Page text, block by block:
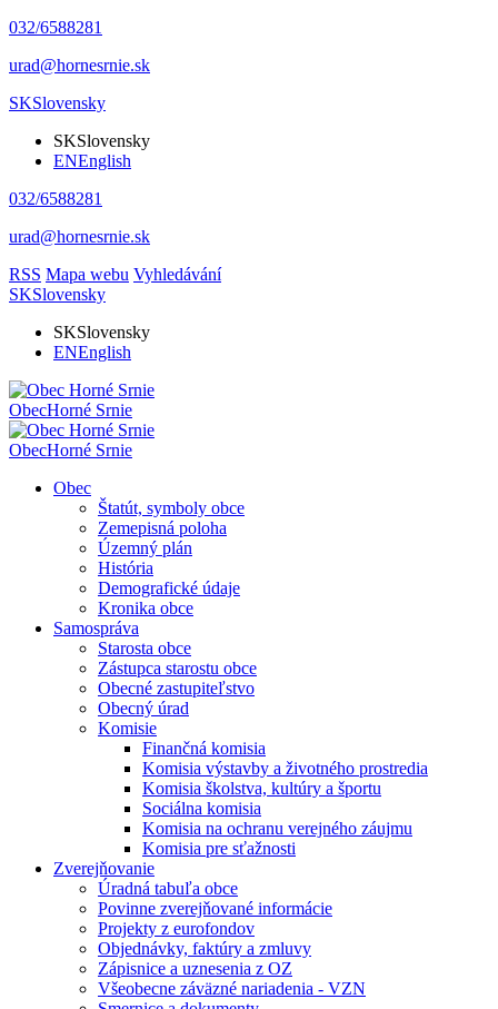
032/6588281
urad@hornesrnie.sk
SKSlovensky
SKSlovensky
ENEnglish
032/6588281
urad@hornesrnie.sk
RSS Mapa webu Vyhledávání
SKSlovensky
SKSlovensky
ENEnglish
ObecHorné Srnie
ObecHorné Srnie
Obec
Štatút, symboly obce
Zemepisná poloha
Územný plán
História
Demografické údaje
Kronika obce
Samospráva
Starosta obce
Zástupca starostu obce
Obecné zastupiteľstvo
Obecný úrad
Komisie
Finančná komisia
Komisia výstavby a životného prostredia
Komisia školstva, kultúry a športu
Sociálna komisia
Komisia na ochranu verejného záujmu
Komisia pre sťažnosti
Zverejňovanie
Úradná tabuľa obce
Povinne zverejňované informácie
Projekty z eurofondov
Objednávky, faktúry a zmluvy
Zápisnice a uznesenia z OZ
Všeobecne záväzné nariadenia - VZN